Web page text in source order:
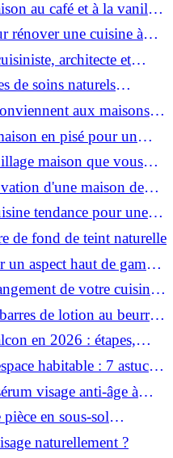
au café et à la vanille
rénover une cuisine à
locales ?
architecte et
?
de soins naturels
aux maisons et
?
en pisé pour un
?
maison que vous
d'une maison de
tendance pour une
de fond de teint naturelle
aspect haut de gamme
de votre cuisine
de lotion au beurre
en 2026 : étapes,
habitable : 7 astuces
visage anti-âge à
en sous-sol
naturellement ?